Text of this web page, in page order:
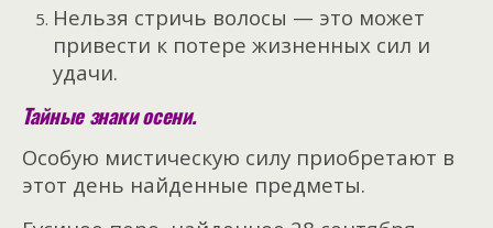
Нельзя стричь волосы — это может
привести к потере жизненных сил и
удачи.
Тайные знаки осени.
Особую мистическую силу приобретают в
этот день найденные предметы.